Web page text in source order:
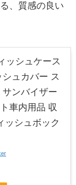
、質感の良い
ッシュケース
ュカバー ス
ンバイザー
車内用品 収
ッシュボック